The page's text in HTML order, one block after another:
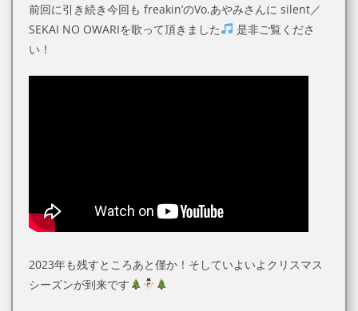
前回に引き続き今回も freakin’のVo.あやみさんに silent／
SEKAI NO OWARIを歌って頂きました
是非ご覧くださ
い！
2023年も残すところあと僅か！そしていよいよクリスマス
シーズンが到来です